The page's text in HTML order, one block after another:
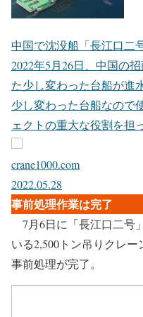
中国で沈没船「長江口二
2022年5月26日、中国の
た少し変わった台船が進
少し変わった台船なので
ェクトの重大な役割を担
crane1000.com
2022.05.28
事前処理作業は完了
7月6日に「長江口二号
いる2,500トン吊りクレ
事前処理が完了。